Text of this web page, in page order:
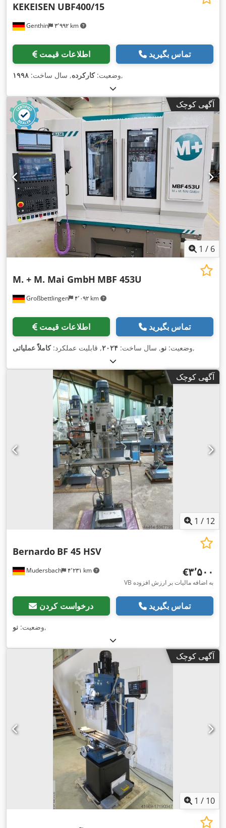
Genthin ۳٬۹۹۲ km
KEKEISEN UBF400/15
اطلاعات قیمت تماس بگیرید
وضعیت:کارکرده, سال ساخت: ۱۹۹۸ ,
آگهی کوچک
1 / 6
Großbettlingen ۴٬۰۹۲ km
M. + M. Mai GmbH MBF 453U
اطلاعات قیمت تماس بگیرید
وضعیت: نو, سال ساخت: ۲۰۲۴, قابلیت عملکرد:کاملاً عملیاتی ,
آگهی کوچک
1 / 12
Mudersbach ۴٬۲۳۱ km
Bernardo BF 45 HSV
‎€۳٬۵۰۰
VB به اضافه مالیات بر ارزش افزوده
درخواست کردن تماس بگیرید
وضعیت: نو ,
آگهی کوچک
1 / 10